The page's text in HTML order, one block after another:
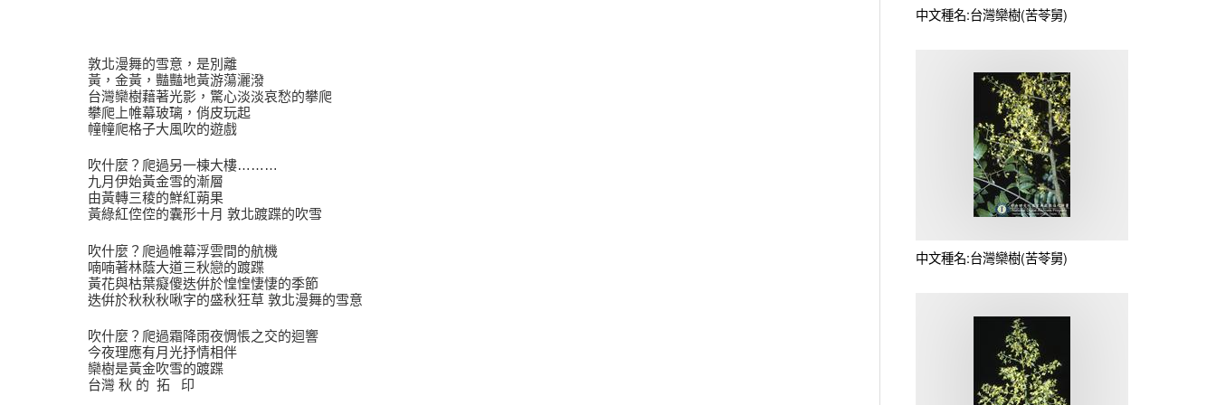
敦北漫舞的雪意，是別離
黃，金黃，豔豔地黃游蕩灑潑
台灣欒樹藉著光影，驚心淡淡哀愁的攀爬
攀爬上帷幕玻璃，俏皮玩起
幢幢爬格子大風吹的遊戲
吹什麼？爬過另一棟大樓………
九月伊始黃金雪的漸層
由黃轉三稜的鮮紅蒴果
黃綠紅倥倥的囊形十月 敦北踱蹀的吹雪
吹什麼？爬過帷幕浮雲間的航機
喃喃著林蔭大道三秋戀的踱蹀
黃花與枯葉癡傻迭倂於惶惶悽悽的季節
迭倂於秋秋秋啾字的盛秋狂草 敦北漫舞的雪意
吹什麼？爬過霜降雨夜惆悵之交的迴響
今夜理應有月光抒情相伴
欒樹是黃金吹雪的踱蹀
台灣 秋 的 拓 印
中文種名:台灣欒樹(苦苓舅)
中文種名:台灣欒樹(苦苓舅)